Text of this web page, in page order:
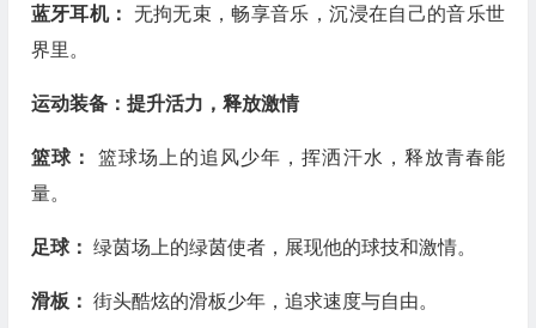
蓝牙耳机： 无拘无束，畅享音乐，沉浸在自己的音乐世
界里。
运动装备：提升活力，释放激情
篮球： 篮球场上的追风少年，挥洒汗水，释放青春能
量。
足球： 绿茵场上的绿茵使者，展现他的球技和激情。
滑板： 街头酷炫的滑板少年，追求速度与自由。